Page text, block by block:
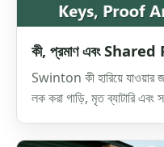
কী, প্রমাণ এবং
Swinton কী হারিয়ে যাওয়ার
লক করা গাড়ি, মৃত ব্যাটারি এবং